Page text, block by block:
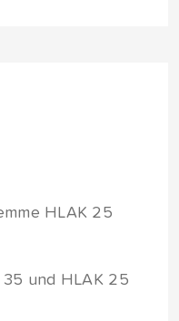
35 und HLAK 25